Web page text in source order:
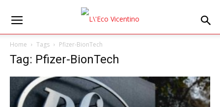
Home Tags Pfizer-BionTech
Tag: Pfizer-BionTech